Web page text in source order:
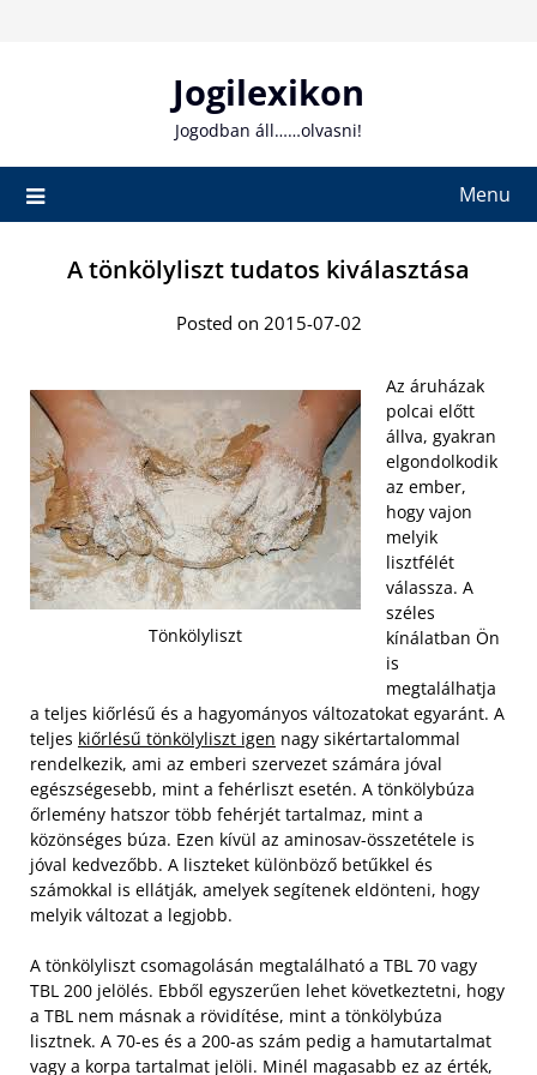
Jogilexikon
Jogodban áll……olvasni!
Menu
A tönkölyliszt tudatos kiválasztása
Posted on 2015-07-02
Tönkölyliszt
Az áruházak
polcai előtt
állva, gyakran
elgondolkodik
az ember,
hogy vajon
melyik
lisztfélét
válassza. A
széles
kínálatban Ön
is
megtalálhatja
a teljes kiőrlésű és a hagyományos változatokat egyaránt. A
teljes kiőrlésű tönkölyliszt igen nagy sikértartalommal
rendelkezik, ami az emberi szervezet számára jóval
egészségesebb, mint a fehérliszt esetén. A tönkölybúza
őrlemény hatszor több fehérjét tartalmaz, mint a
közönséges búza. Ezen kívül az aminosav-összetétele is
jóval kedvezőbb. A liszteket különböző betűkkel és
számokkal is ellátják, amelyek segítenek eldönteni, hogy
melyik változat a legjobb.
A tönkölyliszt csomagolásán megtalálható a TBL 70 vagy
TBL 200 jelölés. Ebből egyszerűen lehet következtetni, hogy
a TBL nem másnak a rövidítése, mint a tönkölybúza
lisztnek. A 70-es és a 200-as szám pedig a hamutartalmat
vagy a korpa tartalmat jelöli. Minél magasabb ez az érték,